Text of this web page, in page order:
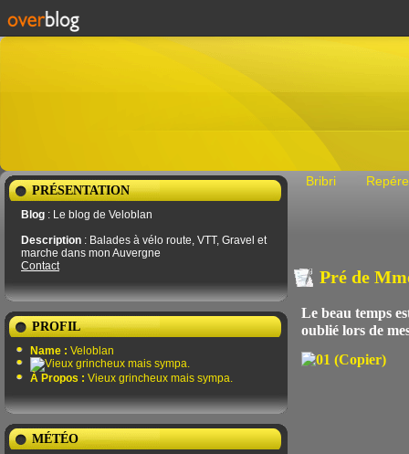
PRÉSENTATION
Blog : Le blog de Veloblan
Description : Balades à vélo route, VTT, Gravel et
marche dans mon Auvergne
Contact
PROFIL
Name : Veloblan
À Propos : Vieux grincheux mais sympa.
MÉTÉO
Bribri
Pré de
Le beau temps
oublié lors de